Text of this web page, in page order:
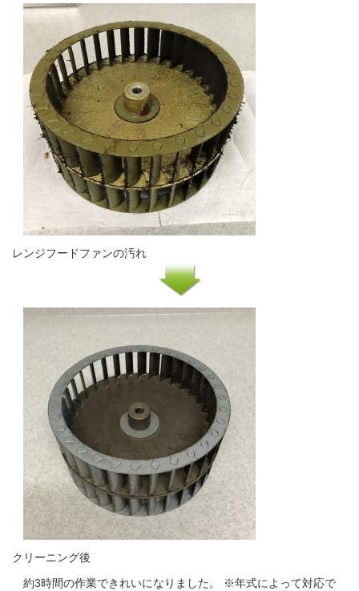
レンジフードファンの汚れ
クリーニング後
約3時間の作業できれいになりました。 ※年式によって対応で